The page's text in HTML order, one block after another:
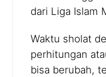
dari Liga Islam
Waktu sholat
perhitungan
bisa berubah,